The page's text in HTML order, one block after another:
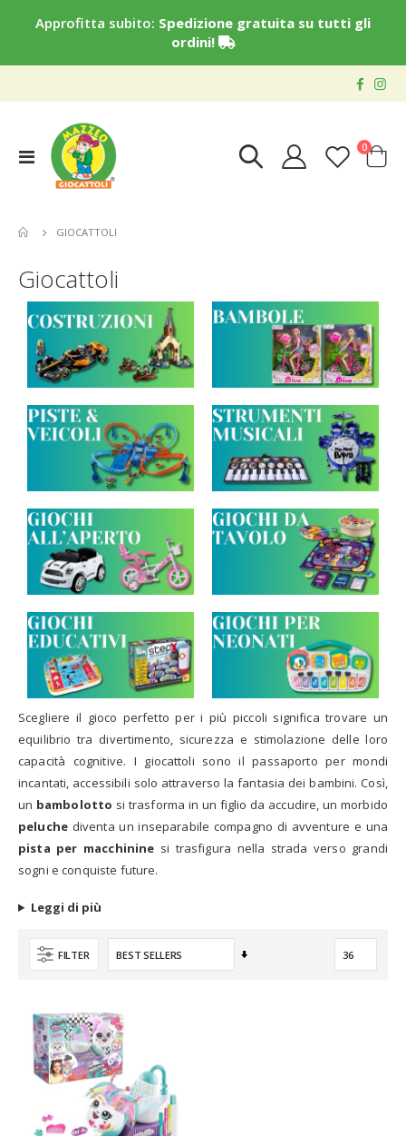
Approfitta subito: Spedizione gratuita su tutti gli
ordini!
Toggle
Nav
Cart
0elementi
GIOCATTOLI
Giocattoli
Scegliere il gioco perfetto per i più piccoli significa trovare un
equilibrio tra divertimento, sicurezza e stimolazione delle loro
capacità cognitive. I giocattoli sono il passaporto per mondi
incantati, accessibili solo attraverso la fantasia dei bambini. Così,
un bambolotto si trasforma in un figlio da accudire, un morbido
peluchediventa un inseparabile compagno di avventure e una
pista per macchinine si trasfigura nella strada verso grandi
sogni e conquiste future.
Leggi di più
FILTER
Imposta